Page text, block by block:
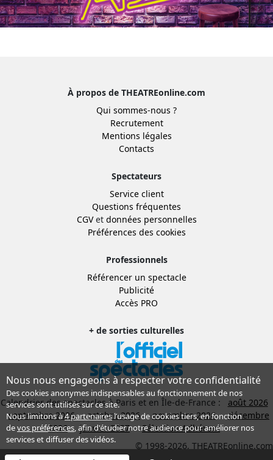
À propos de THEATREonline.com
Qui sommes-nous ?
Recrutement
Mentions légales
Contacts
Spectateurs
Service client
Questions fréquentes
CGVet données personnelles
Préférences des cookies
Professionnels
Référencer un spectacle
Publicité
Accès PRO
+ de sorties culturelles
Calendrier des spectacles à Paris et en Île-de-France :
août 2026
septembre 2026
octobre 2026 novembre 2026
décembre
2026
janvier 2027
Sélection Adhérent
© 1998-2026, THEATREonline.com
Nous nous engageons à respecter votre confidentialité
Des cookies anonymes indispensables au fonctionnement de nos
services sont utilisés sur ce site.
Nous limitons à4 partenairesl’usage de cookies tiers, en fonction
devos préférences, afin d'étudier notre audience pour améliorer nos
services et diffuser des vidéos.